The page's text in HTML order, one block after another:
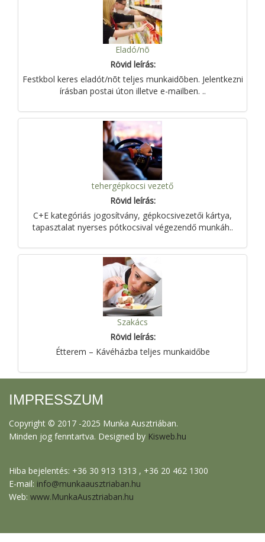
Eladó/nõ
Rövid leírás:
Festkbol keres eladót/nõt teljes munkaidõben. Jelentkezni
írásban postai úton illetve e-mailben. ..
tehergépkocsi vezető
Rövid leírás:
C+E kategóriás jogosítvány, gépkocsivezetői kártya,
tapasztalat nyerses pótkocsival végezendő munkáh..
Szakács
Rövid leírás:
Étterem – Kávéházba teljes munkaidőbe
IMPRESSZUM
Copyright © 2017 -2025 Munka Ausztriában.
Minden jog fenntartva. Designed by Kisweb.hu
Hiba bejelentés: +36 30 913 1313 , +36 20 462 1300
E-mail: info@munkaausztriaban.hu
Web: www.MunkaAusztriaban.hu